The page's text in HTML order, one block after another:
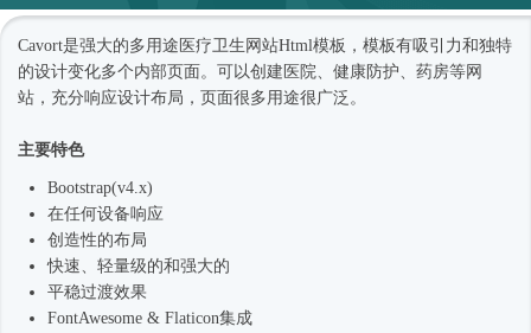
Cavort是强大的多用途医疗卫生网站Html模板 ，模板有吸引力和独特
的设计变化多个内部页面。可以创建医院、健康防护、药房等网
站，充分响应设计布局，页面很多用途很广泛。
主要特色
Bootstrap(v4.x)
在任何设备响应
创造性的布局
快速、轻量级的和强大的
平稳过渡效果
FontAwesome & Flaticon集成